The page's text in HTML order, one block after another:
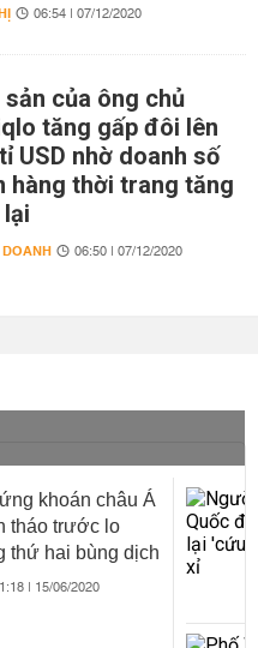
06:54 | 07/12/2020
sản của ông chủ
tăng gấp đôi lên
USD nhờ doanh số
hàng thời trang tăng
06:50 | 07/12/2020
khoán châu Á
tháo trước lo
thứ hai bùng dịch
| 15/06/2020